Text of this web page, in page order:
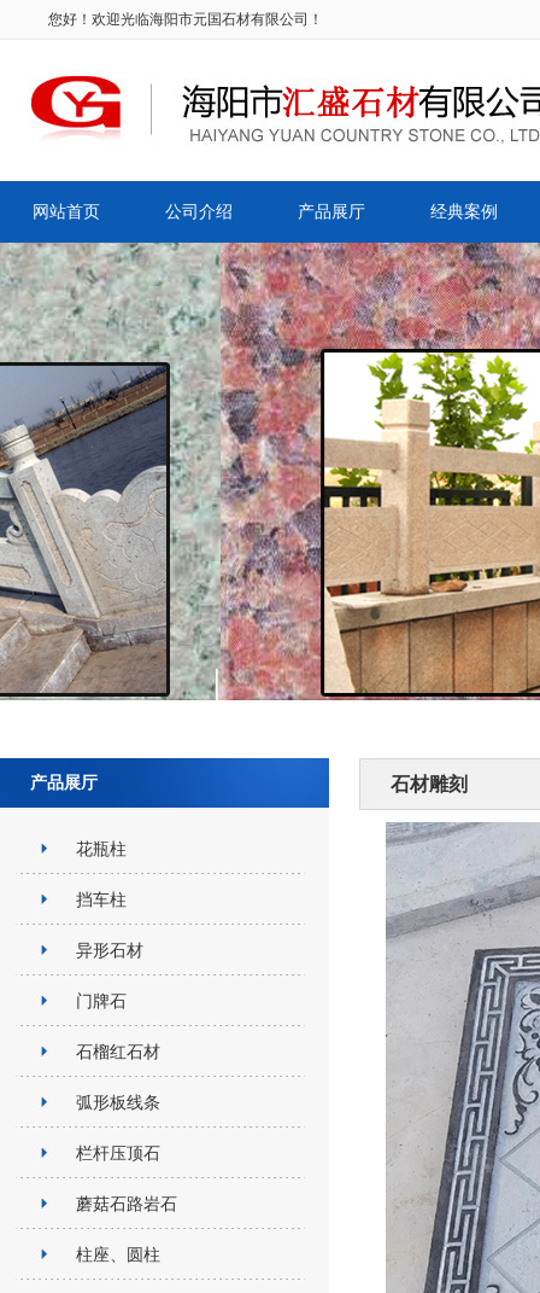
您好！欢迎光临海阳市元国石材有限公司！
网站首页 公司介绍 产品展厅 经典案例
产品展厅
花瓶柱
挡车柱
异形石材
门牌石
石榴红石材
弧形板线条
栏杆压顶石
蘑菇石路岩石
柱座、圆柱
石材雕刻